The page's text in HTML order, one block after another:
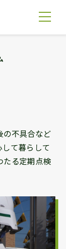
の不具合など
て暮らして
たる定期点検